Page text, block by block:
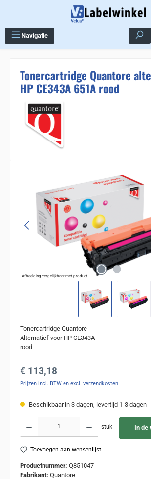
Navigatie
Tonercartridge Quantore
HP CE343A 651A rood
Afbeelding vergelijkbaar met product
Tonercartridge Quantore
Alternatief voor HP CE343A
rood
Normale prijs:
€ 113,18
Prijzen incl. BTW en excl. verzendkosten
Beschikbaar in 3 dagen, levertijd 1-3 dagen
stuk In de
Toevoegen aan wensenlijst
Productnummer: Q851047
Fabrikant: Quantore